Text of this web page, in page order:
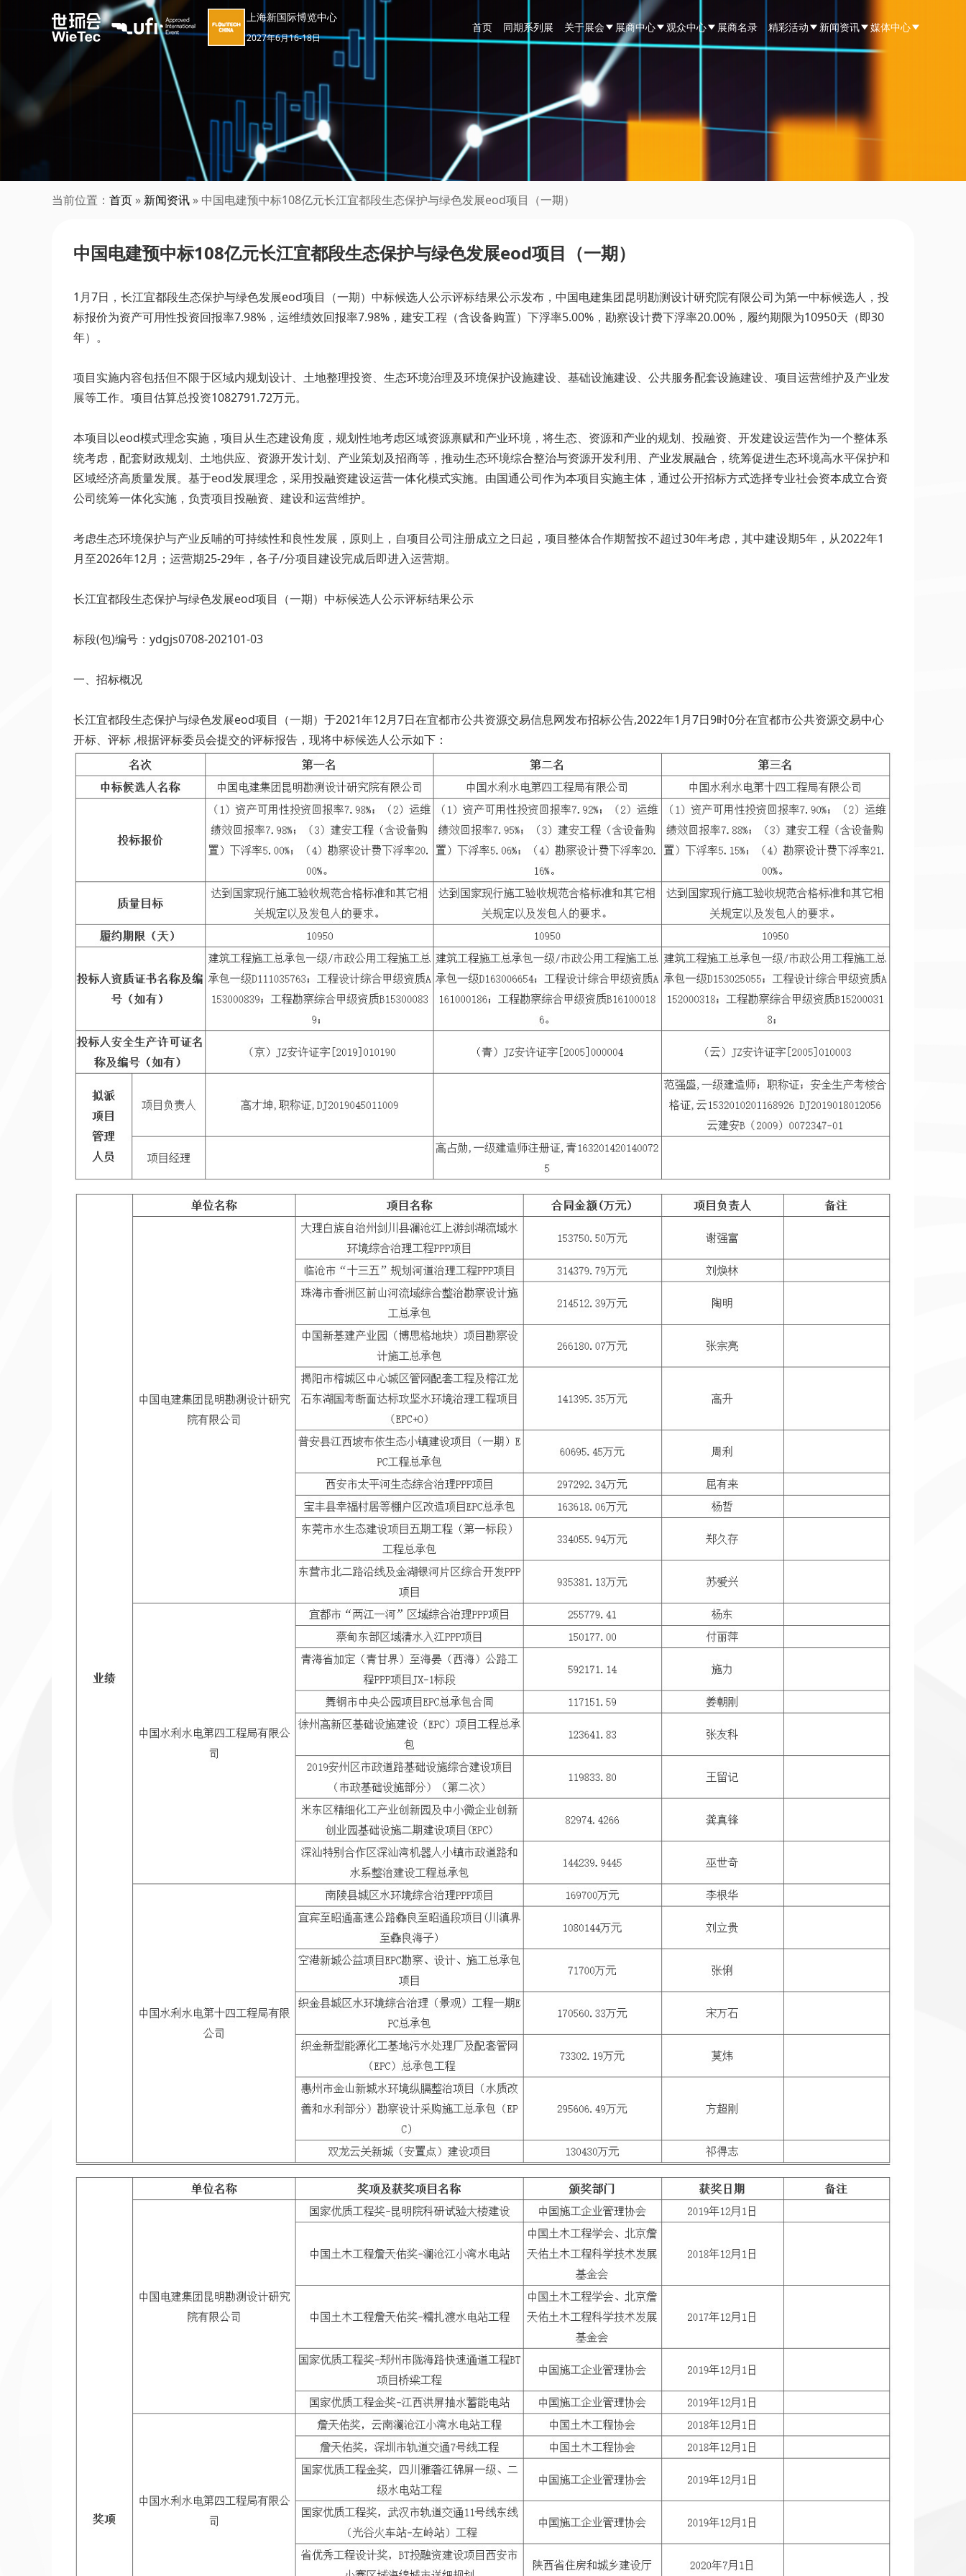
上海新国际博览中心
2027年6月16-18日
首页 同期系列展 关于展会 展商中心 观众中心 展商名录 精彩活动 新闻资讯 媒体中心
当前位置： 首页 » 新闻资讯 » 中国电建预中标108亿元长江宜都段生态保护与绿色发展eod项目（一期）
中国电建预中标108亿元长江宜都段生态保护与绿色发展eod项目（一期）
1月7日，长江宜都段生态保护与绿色发展eod项目（一期）中标候选人公示评标结果公示发布，中国电建集团昆明勘测设计研究院有限公司为第一中标候选人，投
标报价为资产可用性投资回报率7.98%，运维绩效回报率7.98%，建安工程（含设备购置）下浮率5.00%，勘察设计费下浮率20.00%，履约期限为10950天（即30
年）。
项目实施内容包括但不限于区域内规划设计、土地整理投资、生态环境治理及环境保护设施建设、基础设施建设、公共服务配套设施建设、项目运营维护及产业发
展等工作。项目估算总投资1082791.72万元。
本项目以eod模式理念实施，项目从生态建设角度，规划性地考虑区域资源禀赋和产业环境，将生态、资源和产业的规划、投融资、开发建设运营作为一个整体系
统考虑，配套财政规划、土地供应、资源开发计划、产业策划及招商等，推动生态环境综合整治与资源开发利用、产业发展融合，统筹促进生态环境高水平保护和
区域经济高质量发展。基于eod发展理念，采用投融资建设运营一体化模式实施。由国通公司作为本项目实施主体，通过公开招标方式选择专业社会资本成立合资
公司统筹一体化实施，负责项目投融资、建设和运营维护。
考虑生态环境保护与产业反哺的可持续性和良性发展，原则上，自项目公司注册成立之日起，项目整体合作期暂按不超过30年考虑，其中建设期5年，从2022年1
月至2026年12月；运营期25-29年，各子/分项目建设完成后即进入运营期。
长江宜都段生态保护与绿色发展eod项目（一期）中标候选人公示评标结果公示
标段(包)编号：ydgjs0708-202101-03
一、招标概况
长江宜都段生态保护与绿色发展eod项目（一期）于2021年12月7日在宜都市公共资源交易信息网发布招标公告,2022年1月7日9时0分在宜都市公共资源交易中心
开标、评标 ,根据评标委员会提交的评标报告，现将中标候选人公示如下：